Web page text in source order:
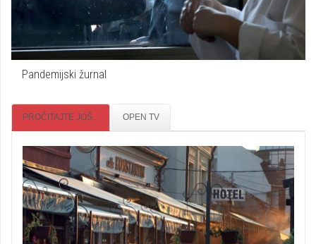
Pandemijski žurnal
PROČITAJTE JOŠ... OPEN TV